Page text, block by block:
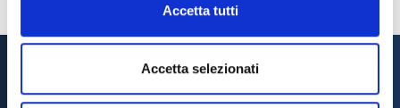
Accetta tutti
Accetta selezionati